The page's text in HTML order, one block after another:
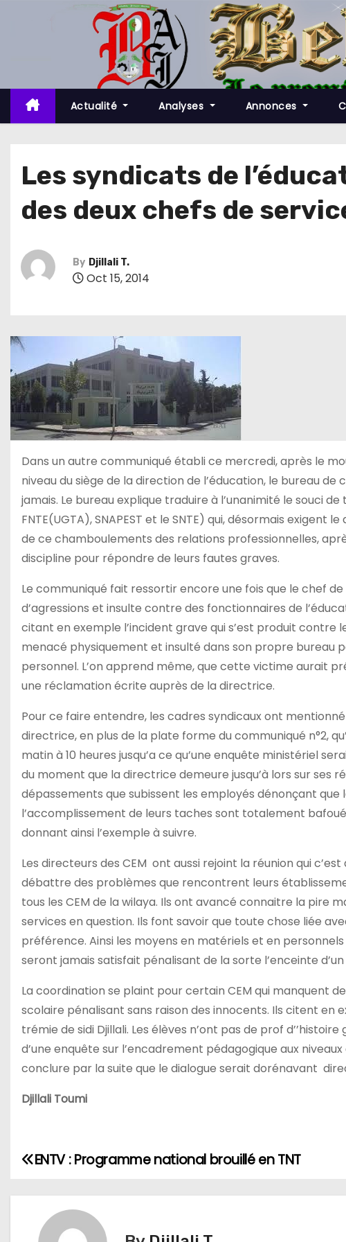
t
c
Actualité Analyses Annonces
Les syndicats de
des deux chefs de
By Djillali T.
Oct 15, 2014
Dans un autre communiqué établi ce mercredi, après le
niveau du siège de la direction de l’éducation, le bureau
jamais. Le bureau explique traduire à l’unanimité le souci de
FNTE(UGTA), SNAPEST et le SNTE) qui, désormais exigent
de ce chamboulements des relations professionnelles,
discipline pour répondre de leurs fautes graves.
Le communiqué fait ressortir encore une fois que le chef
d’agressions et insulte contre des fonctionnaires de
citant en exemple l’incident grave qui s’est produit contre
menacé physiquement et insulté dans son propre bureau
personnel. L’on apprend même, que cette victime aurait
une réclamation écrite auprès de la directrice.
Pour ce faire entendre, les cadres syndicaux ont
directrice, en plus de la plate forme du communiqué n°2,
matin à 10 heures jusqu’a ce qu’une enquête ministériel
du moment que la directrice demeure jusqu’à lors sur ses
dépassements que subissent les employés dénonçant
l’accomplissement de leurs taches sont totalement
donnant ainsi l’exemple à suivre.
Les directeurs des CEM ont aussi rejoint la réunion qui
débattre des problèmes que rencontrent leurs
tous les CEM de la wilaya. Ils ont avancé connaitre la pire
services en question. Ils font savoir que toute chose liée
préférence. Ainsi les moyens en matériels et en
seront jamais satisfait pénalisant de la sorte l’enceinte
La coordination se plaint pour certain CEM qui manquent
scolaire pénalisant sans raison des innocents. Ils citent en
trémie de sidi Djillali. Les élèves n’ont pas de prof
d’une enquête sur l’encadrement pédagogique aux
conclure par la suite que le dialogue serait dorénavant
Djillali Toumi
N
a
ENTV : Programme national brouillé en TNT